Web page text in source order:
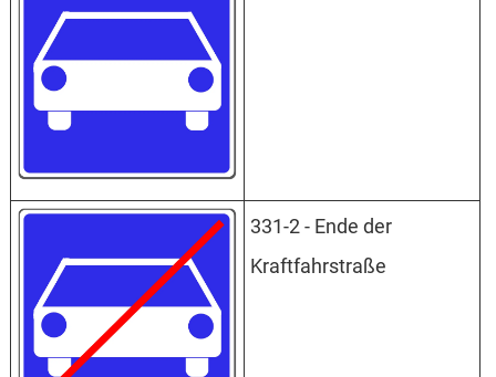
331-2 - Ende der
Kraftfahrstraße